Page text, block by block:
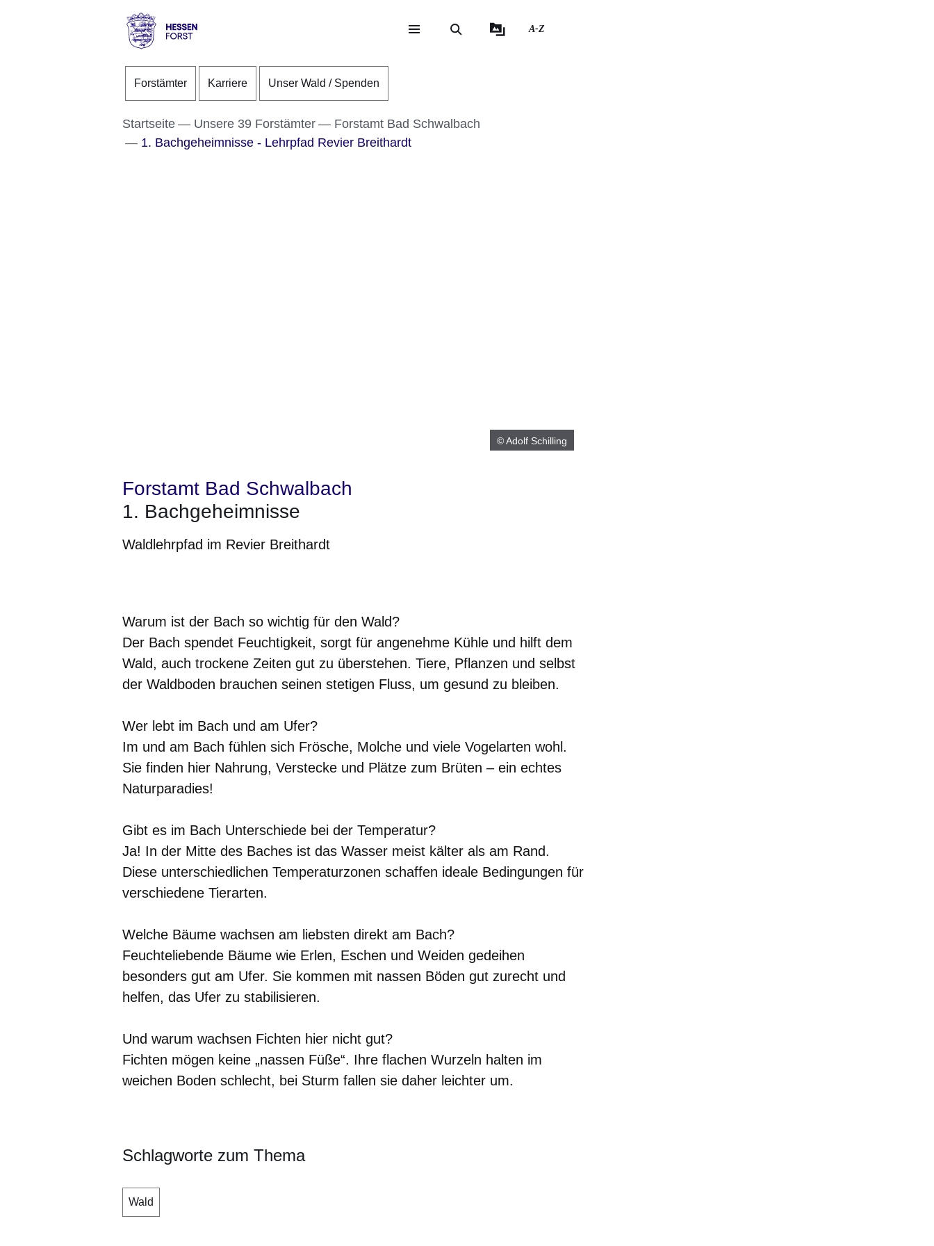
Direkt zum Kopf der Seite
Direkt zum Inhalt
Direkt zum Fuß der Seite
Forst
A-Z
Forstämter Karriere Unser Wald / Spenden
Startseite Unsere 39 Forstämter
Forstamt Bad Schwalbach
1. Bachgeheimnisse - Lehrpfad Revier Breithardt
© Adolf Schilling
Forstamt Bad Schwalbach
1. Bachgeheimnisse
Waldlehrpfad im Revier Breithardt
Warum ist der Bach so wichtig für den Wald?
Der Bach spendet Feuchtigkeit, sorgt für angenehme Kühle und hilft dem
Wald, auch trockene Zeiten gut zu überstehen. Tiere, Pflanzen und selbst
der Waldboden brauchen seinen stetigen Fluss, um gesund zu bleiben.
Wer lebt im Bach und am Ufer?
Im und am Bach fühlen sich Frösche, Molche und viele Vogelarten wohl.
Sie finden hier Nahrung, Verstecke und Plätze zum Brüten – ein echtes
Naturparadies!
Gibt es im Bach Unterschiede bei der Temperatur?
Ja! In der Mitte des Baches ist das Wasser meist kälter als am Rand.
Diese unterschiedlichen Temperaturzonen schaffen ideale Bedingungen für
verschiedene Tierarten.
Welche Bäume wachsen am liebsten direkt am Bach?
Feuchteliebende Bäume wie Erlen, Eschen und Weiden gedeihen
besonders gut am Ufer. Sie kommen mit nassen Böden gut zurecht und
helfen, das Ufer zu stabilisieren.
Und warum wachsen Fichten hier nicht gut?
Fichten mögen keine „nassen Füße“. Ihre flachen Wurzeln halten im
weichen Boden schlecht, bei Sturm fallen sie daher leichter um.
Schlagworte zum Thema
Wald